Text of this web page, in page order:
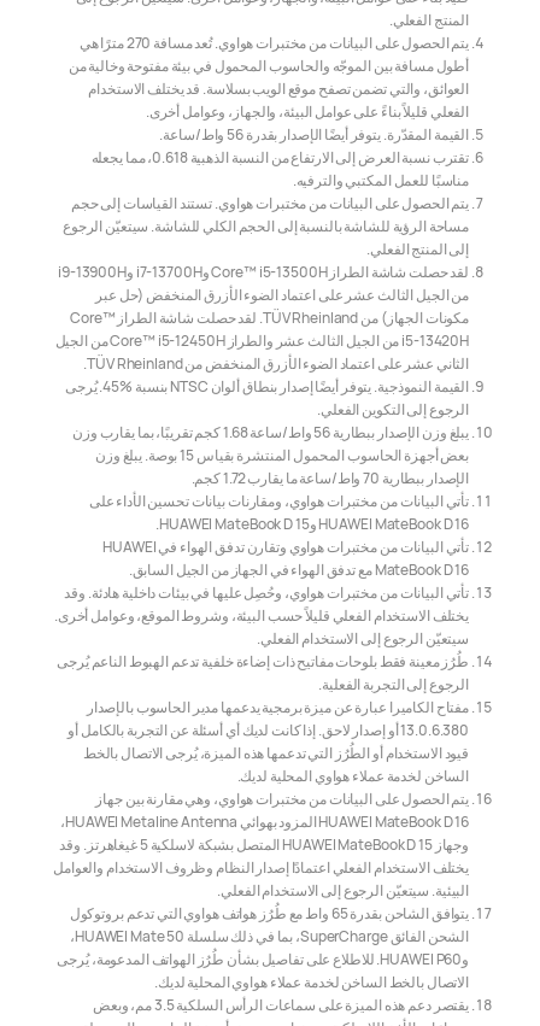
المنتج الفعلي.
يتم الحصول على البيانات من مختبرات هواوي. تُعد مسافة 270 مترًا هي
أطول مسافة بين الموجّه والحاسوب المحمول في بيئة مفتوحة وخالية من
العوائق، والتي تضمن تصفح موقع الويب بسلاسة. قد يختلف الاستخدام
الفعلي قليلاً بناءً على عوامل البيئة، والجهاز، وعوامل أخرى.
القيمة المقدّرة. يتوفر أيضًا الإصدار بقدرة 56 واط/ساعة.
تقترب نسبة العرض إلى الارتفاع من النسبة الذهبية 0.618، مما يجعله
مناسبًا للعمل المكتبي والترفيه.
يتم الحصول على البيانات من مختبرات هواوي. تستند القياسات إلى حجم
مساحة الرؤية للشاشة بالنسبة إلى الحجم الكلي للشاشة. سيتعيّن الرجوع
إلى المنتج الفعلي.
لقد حصلت شاشة الطراز Core™ i5-13500H وi7-13700H وi9-13900H
من الجيل الثالث عشر على اعتماد الضوء الأزرق المنخفض (حل عبر
مكونات الجهاز) من TÜV Rheinland. لقد حصلت شاشة الطراز Core™
i5-13420H من الجيل الثالث عشر والطراز Core™ i5-12450H من الجيل
الثاني عشر على اعتماد الضوء الأزرق المنخفض من TÜV Rheinland.
القيمة النموذجية. يتوفر أيضًا إصدار بنطاق ألوان NTSC بنسبة ‎45%‎. يُرجى
الرجوع إلى التكوين الفعلي.
يبلغ وزن الإصدار ببطارية 56 واط/ساعة 1.68 كجم تقريبًا، بما يقارب وزن
بعض أجهزة الحاسوب المحمول المنتشرة بقياس 15 بوصة. يبلغ وزن
الإصدار ببطارية 70 واط/ساعة ما يقارب 1.72 كجم.
تأتي البيانات من مختبرات هواوي، ومقارنات بيانات تحسين الأداء على
HUAWEI MateBook D 16 وHUAWEI MateBook D 15.
تأتي البيانات من مختبرات هواوي وتقارن تدفق الهواء في HUAWEI
MateBook D 16 مع تدفق الهواء في الجهاز من الجيل السابق.
تأتي البيانات من مختبرات هواوي، وحُصِل عليها في بيئات داخلية هادئة. وقد
يختلف الاستخدام الفعلي قليلاً حسب البيئة، وشروط الموقع، وعوامل أخرى.
سيتعيّن الرجوع إلى الاستخدام الفعلي.
طُرُز معينة فقط بلوحات مفاتيح ذات إضاءة خلفية تدعم الهبوط الناعم يُرجى
الرجوع إلى التجربة الفعلية.
مفتاح الكاميرا عبارة عن ميزة برمجية يدعمها مدير الحاسوب بالإصدار
13.0.6.380 أو إصدار لاحق. إذا كانت لديك أي أسئلة عن التجربة بالكامل أو
قيود الاستخدام أو الطُرُز التي تدعمها هذه الميزة، يُرجى الاتصال بالخط
الساخن لخدمة عملاء هواوي المحلية لديك.
يتم الحصول على البيانات من مختبرات هواوي، وهي مقارنة بين جهاز
HUAWEI MateBook D 16 المزود بهوائي HUAWEI Metaline Antenna،
وجهاز HUAWEI MateBook D 15 المتصل بشبكة لاسلكية 5 غيغاهرتز. وقد
يختلف الاستخدام الفعلي اعتمادًا إصدار النظام وظروف الاستخدام والعوامل
البيئية. سيتعيّن الرجوع إلى الاستخدام الفعلي.
يتوافق الشاحن بقدرة 65 واط مع طُرُز هواتف هواوي التي تدعم بروتوكول
الشحن الفائق SuperCharge، بما في ذلك سلسلة HUAWEI Mate 50،
وHUAWEI P60. للاطلاع على تفاصيل بشأن طُرُز الهواتف المدعومة، يُرجى
الاتصال بالخط الساخن لخدمة عملاء هواوي المحلية لديك.
يقتصر دعم هذه الميزة على سماعات الرأس السلكية 3.5 مم، وبعض